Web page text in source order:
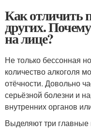
Как отличить
других.
на лице?
Не только бессонная
количество алкоголя
отёчности. Довольно
серьёзной болезни и
внутренних органов
Выделяют три